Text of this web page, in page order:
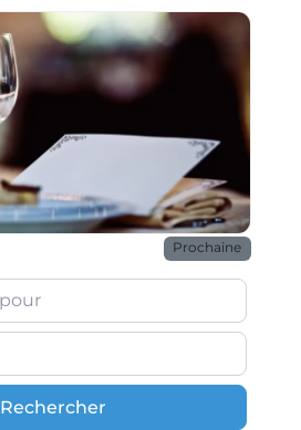
Prochaine
RechercherRechercher